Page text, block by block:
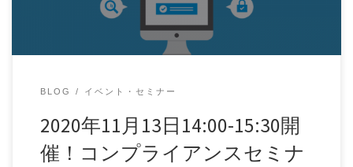
BLOG イベント・セミナー
2020年11月13日14:00-15:30開
催！コンプライアンスセミナ